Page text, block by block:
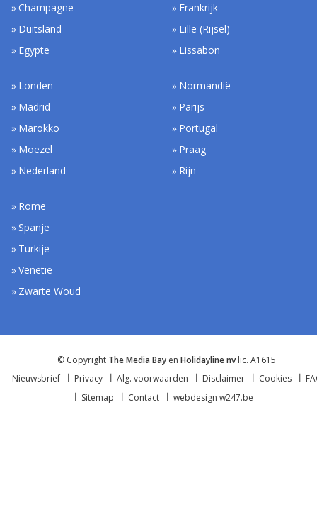
Champagne
Duitsland
Egypte
Frankrijk
Lille (Rijsel)
Lissabon
Londen
Madrid
Marokko
Moezel
Nederland
Normandië
Parijs
Portugal
Praag
Rijn
Rome
Spanje
Turkije
Venetië
Zwarte Woud
© Copyright The Media Bay en Holidayline nvlic. A1615
Nieuwsbrief
Privacy Alg. voorwaarden Disclaimer Cookies
Sitemap
Contact webdesign w247.be